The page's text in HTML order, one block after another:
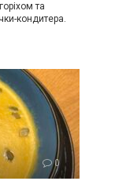
та
кондитера.
0